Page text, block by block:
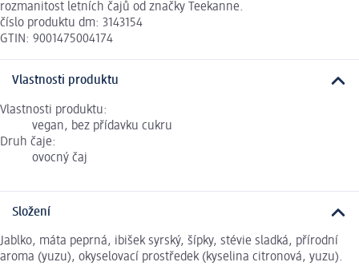
rozmanitost letních čajů od značky Teekanne.
číslo produktu dm: 3143154
GTIN: 9001475004174
Vlastnosti produktu
Vlastnosti produktu:
vegan, bez přídavku cukru
Druh čaje:
ovocný čaj
Složení
Jablko, máta peprná, ibišek syrský, šípky, stévie sladká, přírodní
aroma (yuzu), okyselovací prostředek (kyselina citronová, yuzu).